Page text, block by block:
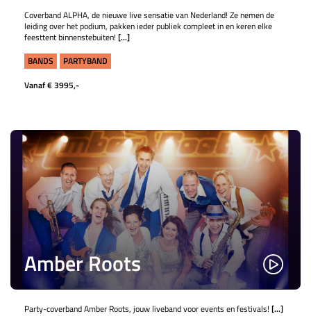
​​​​​​Coverband ALPHA, de nieuwe live sensatie van Nederland! Ze nemen de
leiding over het podium, pakken ieder publiek compleet in en keren elke
feesttent binnenstebuiten! [...]
BANDS
PARTYBAND
Vanaf € 3995,-
Amber Roots
Party-coverband Amber Roots, jouw liveband voor events en festivals! [...]